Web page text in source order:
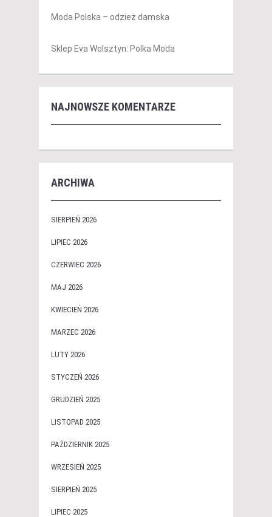
Moda Polska – odzież damska
Sklep Eva Wolsztyn: Polka Moda
NAJNOWSZE KOMENTARZE
ARCHIWA
SIERPIEŃ 2026
LIPIEC 2026
CZERWIEC 2026
MAJ 2026
KWIECIEŃ 2026
MARZEC 2026
LUTY 2026
STYCZEŃ 2026
GRUDZIEŃ 2025
LISTOPAD 2025
PAŹDZIERNIK 2025
WRZESIEŃ 2025
SIERPIEŃ 2025
LIPIEC 2025